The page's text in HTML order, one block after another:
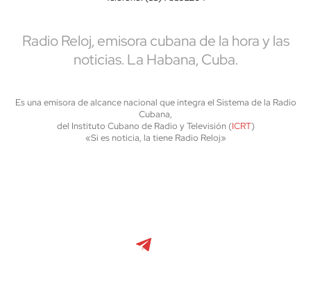
Radio Reloj, emisora cubana de la hora y las
noticias. La Habana, Cuba.
Es una emisora de alcance nacional que integra el Sistema de la Radio
Cubana,
del Instituto Cubano de Radio y Televisión (ICRT)
«Si es noticia, la tiene Radio Reloj»